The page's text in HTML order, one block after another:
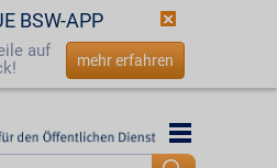
BSW-APP
auf
mehr erfahren